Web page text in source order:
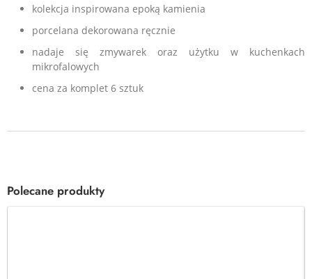
kolekcja inspirowana epoką kamienia
porcelana dekorowana ręcznie
nadaje się zmywarek oraz użytku w kuchenkach
mikrofalowych
cena za komplet 6 sztuk
Polecane produkty